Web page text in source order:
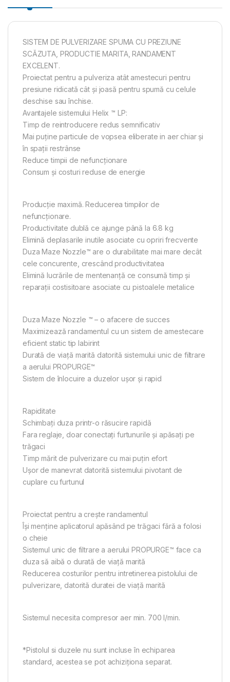
SISTEM DE PULVERIZARE SPUMA CU PREZIUNE
SCĂZUTA, PRODUCTIE MARITA, RANDAMENT
EXCELENT.
Proiectat pentru a pulveriza atât amestecuri pentru
presiune ridicată cât și joasă pentru spumă cu celule
deschise sau închise.
Avantajele sistemului Helix ™ LP:
Timp de reintroducere redus semnificativ
Mai puține particule de vopsea eliberate in aer chiar și
în spații restrânse
Reduce timpii de nefuncționare
Consum și costuri reduse de energie
Producție maximă. Reducerea timpilor de
nefuncționare.
Productivitate dublă ce ajunge până la 6.8 kg
Elimină deplasarile inutile asociate cu opriri frecvente
Duza Maze Nozzle™ are o durabilitate mai mare decât
cele concurente, crescând productivitatea
Elimină lucrările de mentenanță ce consumă timp și
reparații costisitoare asociate cu pistoalele metalice
Duza Maze Nozzle ™ – o afacere de succes
Maximizează randamentul cu un sistem de amestecare
eficient static tip labirint
Durată de viață marită datorită sistemului unic de filtrare
a aerului PROPURGE™
Sistem de înlocuire a duzelor ușor și rapid
Rapiditate
Schimbați duza printr-o răsucire rapidă
Fara reglaje, doar conectați furtunurile și apăsați pe
trăgaci
Timp mărit de pulverizare cu mai puțin efort
Ușor de manevrat datorită sistemului pivotant de
cuplare cu furtunul
Proiectat pentru a crește randamentul
Își menține aplicatorul apăsând pe trăgaci fără a folosi
o cheie
Sistemul unic de filtrare a aerului PROPURGE™ face ca
duza să aibă o durată de viață marită
Reducerea costurilor pentru intretinerea pistolului de
pulverizare, datorită duratei de viață marită
Sistemul necesita compresor aer min. 700 l/min.
*Pistolul si duzele nu sunt incluse în echiparea
standard, acestea se pot achiziționa separat.